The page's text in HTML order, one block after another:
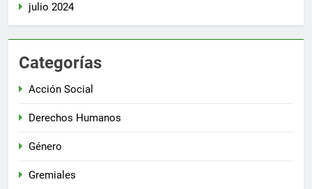
julio 2024
Categorías
Acción Social
Derechos Humanos
Género
Gremiales